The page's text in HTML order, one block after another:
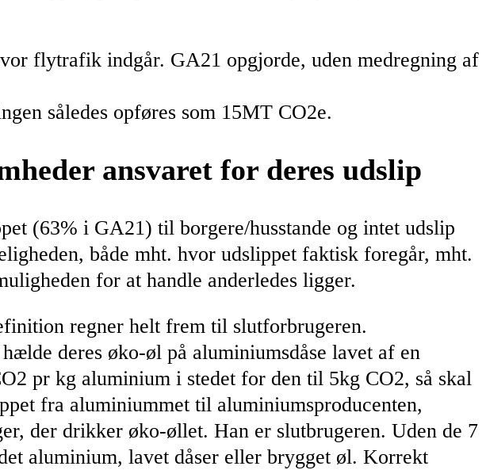
flytrafik indgår. GA21 opgjorde, uden medregning af
således opføres som 15MT CO2e.
ansvaret for deres udslip
(63% i GA21) til borgere/husstande og intet udslip
både mht. hvor udslippet faktisk foregår, mht.
for at handle anderledes ligger.
regner helt frem til slutforbrugeren.
deres øko-øl på aluminiumsdåse lavet af en
pr kg aluminium i stedet for den til 5kg CO2, så skal
fra aluminiummet til aluminiumsproducenten,
der drikker øko-øllet. Han er slutbrugeren. Uden de 7
aluminium, lavet dåser eller brygget øl. Korrekt